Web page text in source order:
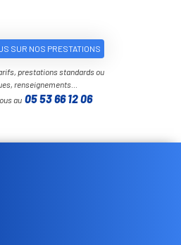
SUR NOS PRESTATIONS
prestations standards ou
renseignements…
au 05 53 66 12 06